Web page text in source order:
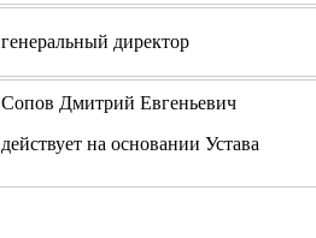
генеральный директор
Сопов Дмитрий Евгеньевич
действует на основании Устава